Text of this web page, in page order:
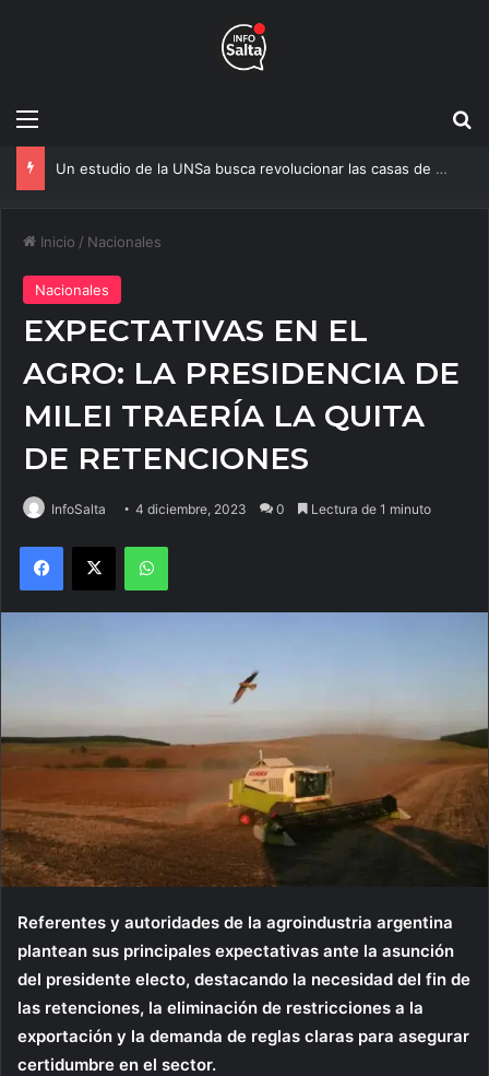
Menú
Un estudio de la UNSa busca revolucionar las casas de adobe y hacerlas más seguras
Inicio / Nacionales
Nacionales
EXPECTATIVAS EN EL
AGRO: LA PRESIDENCIA DE
MILEI TRAERÍA LA QUITA
DE RETENCIONES
InfoSalta 4 diciembre, 2023 0 Lectura de 1 minuto
Facebook
X WhatsApp
Referentes y autoridades de la agroindustria argentina
plantean sus principales expectativas ante la asunción
del presidente electo, destacando la necesidad del fin de
las retenciones, la eliminación de restricciones a la
exportación y la demanda de reglas claras para asegurar
certidumbre en el sector.